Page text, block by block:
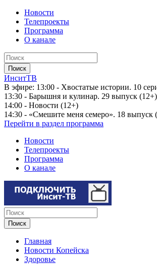
Новости
Телепроекты
Программа
О канале
ИнситТВ
В эфире: 13:00 - Хвостатые истории. 10
13:30 - Барышня и кулинар. 29 выпуск (12+)
14:00 - Новости (12+)
14:30 - «Смешите меня семеро». 18 выпуск
Перейти в раздел программа
Новости
Телепроекты
Программа
О канале
Главная
Новости Копейска
Здоровье